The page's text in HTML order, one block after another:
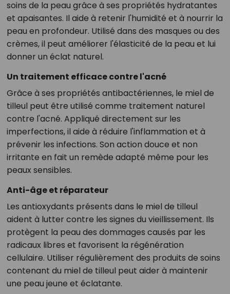
soins de la peau grâce à ses propriétés hydratantes
et apaisantes. Il aide à retenir l'humidité et à nourrir la
peau en profondeur. Utilisé dans des masques ou des
crèmes, il peut améliorer l'élasticité de la peau et lui
donner un éclat naturel.
Un traitement efficace contre l'acné
Grâce à ses propriétés antibactériennes, le miel de
tilleul peut être utilisé comme traitement naturel
contre l'acné. Appliqué directement sur les
imperfections, il aide à réduire l'inflammation et à
prévenir les infections. Son action douce et non
irritante en fait un remède adapté même pour les
peaux sensibles.
Anti-âge et réparateur
Les antioxydants présents dans le miel de tilleul
aident à lutter contre les signes du vieillissement. Ils
protègent la peau des dommages causés par les
radicaux libres et favorisent la régénération
cellulaire. Utiliser régulièrement des produits de soins
contenant du miel de tilleul peut aider à maintenir
une peau jeune et éclatante.